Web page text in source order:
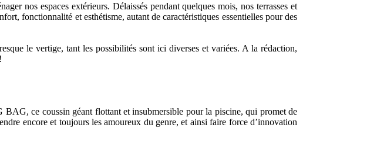
nos espaces extérieurs. Délaissés pendant quelques mois, nos terrasses et
fonctionnalité et esthétisme, autant de caractéristiques essentielles pour des
le vertige, tant les possibilités sont ici diverses et variées. A la rédaction,
ce coussin géant flottant et insubmersible pour la piscine, qui promet de
encore et toujours les amoureux du genre, et ainsi faire force d’innovation